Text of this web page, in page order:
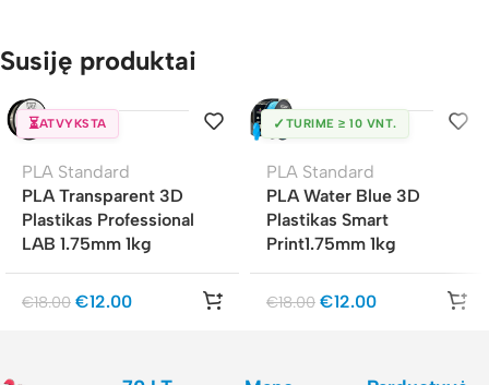
Susiję produktai
⏳ATVYKSTA
PLA Standard
PLA Transparent 3D
Plastikas Professional
LAB 1.75mm 1kg
€18.00 €12.00
✓ TURIME ≥ 10 VNT.
PLA Standard
PLA Water Blue 3D
Plastikas Smart
Print1.75mm 1kg
€18.00 €12.00